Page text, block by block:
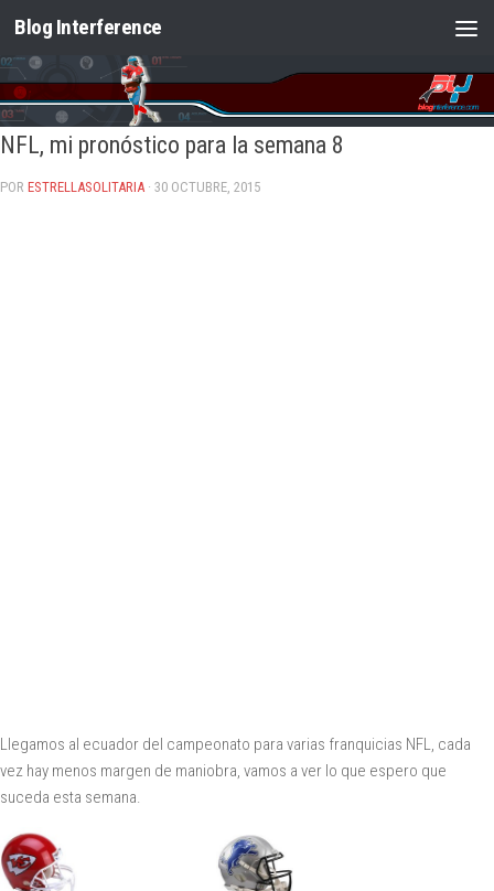
Saltar al contenido
Blog Interference
NFL, mi pronóstico para la semana 8
POR ESTRELLASOLITARIA · 30 OCTUBRE, 2015
Llegamos al ecuador del campeonato para varias franquicias NFL, cada
vez hay menos margen de maniobra, vamos a ver lo que espero que
suceda esta semana.